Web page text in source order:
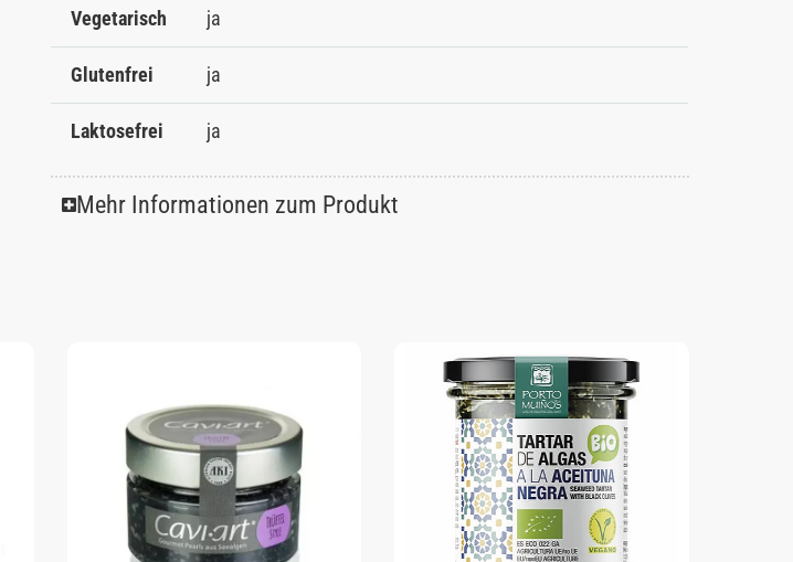
Vegetarisch ja
Glutenfrei ja
Laktosefrei ja
Mehr Informationen zum Produkt